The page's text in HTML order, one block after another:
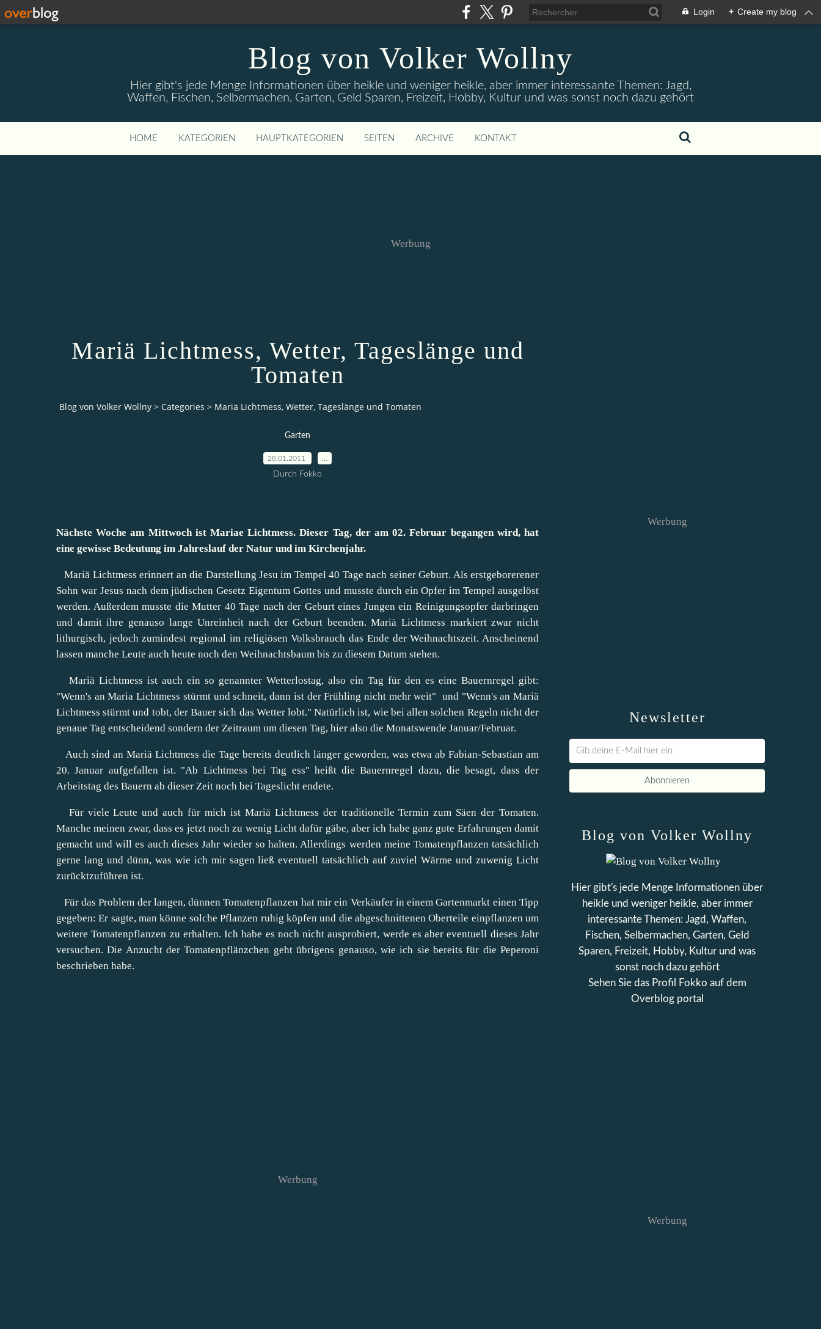
Login + Create my blog
Blog von Volker Wollny
Hier gibt's jede Menge Informationen über heikle und weniger heikle, aber immer interessante Themen: Jagd,
Waffen, Fischen, Selbermachen, Garten, Geld Sparen, Freizeit, Hobby, Kultur und was sonst noch dazu gehört
HOME KATEGORIEN HAUPTKATEGORIEN SEITEN ARCHIVE KONTAKT
Werbung
Mariä Lichtmess, Wetter, Tageslänge und
Tomaten
Blog von Volker Wollny > Categories > Mariä Lichtmess, Wetter, Tageslänge und Tomaten
Garten
28.01.2011
Durch Fokko
Nächste Woche am Mittwoch ist Mariae Lichtmess. Dieser Tag, der am 02. Februar begangen wird, hat
eine gewisse Bedeutung im Jahreslauf der Natur und im Kirchenjahr.
Mariä Lichtmess erinnert an die Darstellung Jesu im Tempel 40 Tage nach seiner Geburt. Als erstgeborerener
Sohn war Jesus nach dem jüdischen Gesetz Eigentum Gottes und musste durch ein Opfer im Tempel ausgelöst
werden. Außerdem musste die Mutter 40 Tage nach der Geburt eines Jungen ein Reinigungsopfer darbringen
und damit ihre genauso lange Unreinheit nach der Geburt beenden. Mariä Lichtmess markiert zwar nicht
lithurgisch, jedoch zumindest regional im religiösen Volksbrauch das Ende der Weihnachtszeit. Anscheinend
lassen manche Leute auch heute noch den Weihnachtsbaum bis zu diesem Datum stehen.
Mariä Lichtmess ist auch ein so genannter Wetterlostag, also ein Tag für den es eine Bauernregel gibt:
"Wenn's an Maria Lichtmess stürmtund schneit, dann ist der Frühling nicht mehr weit" und "Wenn's an Mariä
Lichtmess stürmt und tobt, der Bauer sich das Wetter lobt." Natürlich ist, wie bei allen solchen Regeln nicht der
genaue Tag entscheidend sondern der Zeitraum um diesen Tag, hier also die Monatswende Januar/Februar.
Auch sind an Mariä Lichtmess die Tage bereits deutlich länger geworden, was etwa ab Fabian-Sebastian am
20. Januar aufgefallen ist. "Ab Lichtmess bei Tag ess" heißt die Bauernregel dazu, die besagt, dass der
Arbeitstag des Bauern ab dieser Zeit noch bei Tageslicht endete.
Für viele Leute und auch für mich ist Mariä Lichtmess der traditionelle Termin zum Säen der Tomaten.
Manche meinen zwar, dass es jetzt noch zu wenig Licht dafür gäbe, aber ich habe ganz gute Erfahrungen damit
gemacht und will es auch dieses Jahr wieder so halten. Allerdings werden meine Tomatenpflanzen tatsächlich
gerne lang und dünn, was wie ich mir sagen ließ eventuell tatsächlich auf zuviel Wärme und zuwenig Licht
zurücktzuführen ist.
Für das Problem der langen, dünnen Tomatenpflanzen hat mir ein Verkäufer in einem Gartenmarkt einen Tipp
gegeben: Er sagte, man könne solche Pflanzen ruhig köpfen und die abgeschnittenen Oberteile einpflanzen um
weitere Tomatenpflanzen zu erhalten. Ich habe es noch nicht ausprobiert, werde es aber eventuell dieses Jahr
versuchen. Die Anzucht der Tomatenpflänzchen geht übrigens genauso, wie ich sie bereitsfür die Peperoni
beschrieben habe.
Werbung
Newsletter
Werbung
Blog von Volker Wollny
Hier gibt's jede Menge Informationen über
heikle und weniger heikle, aber immer
interessante Themen: Jagd, Waffen,
Fischen, Selbermachen, Garten, Geld
Sparen, Freizeit, Hobby, Kultur und was
sonst noch dazu gehört
Sehen Sie das Profil
Fokko auf dem
Overblog portal
Werbung